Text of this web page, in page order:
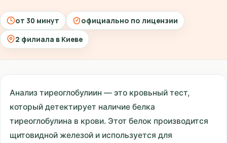
от 30 минут
официально по лицензии
2 филиала в Киеве
Анализ тиреоглобулиин — это кровьный тест,
который детектирует наличие белка
тиреоглобулина в крови. Этот белок производится
щитовидной железой и используется для